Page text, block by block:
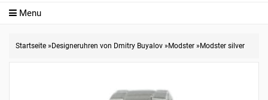
Menu
Startseite » Designeruhren von Dmitry Buyalov » Modster » Modster silver